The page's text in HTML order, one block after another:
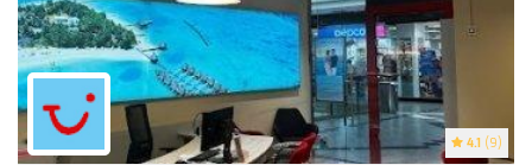
4.1 (9)